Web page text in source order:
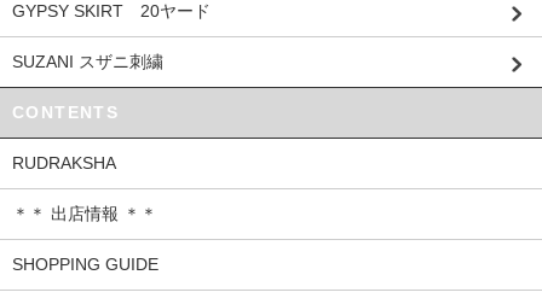
GYPSY SKIRT 20ヤード
SUZANI スザニ刺繍
CONTENTS
RUDRAKSHA
＊＊ 出店情報 ＊＊
SHOPPING GUIDE